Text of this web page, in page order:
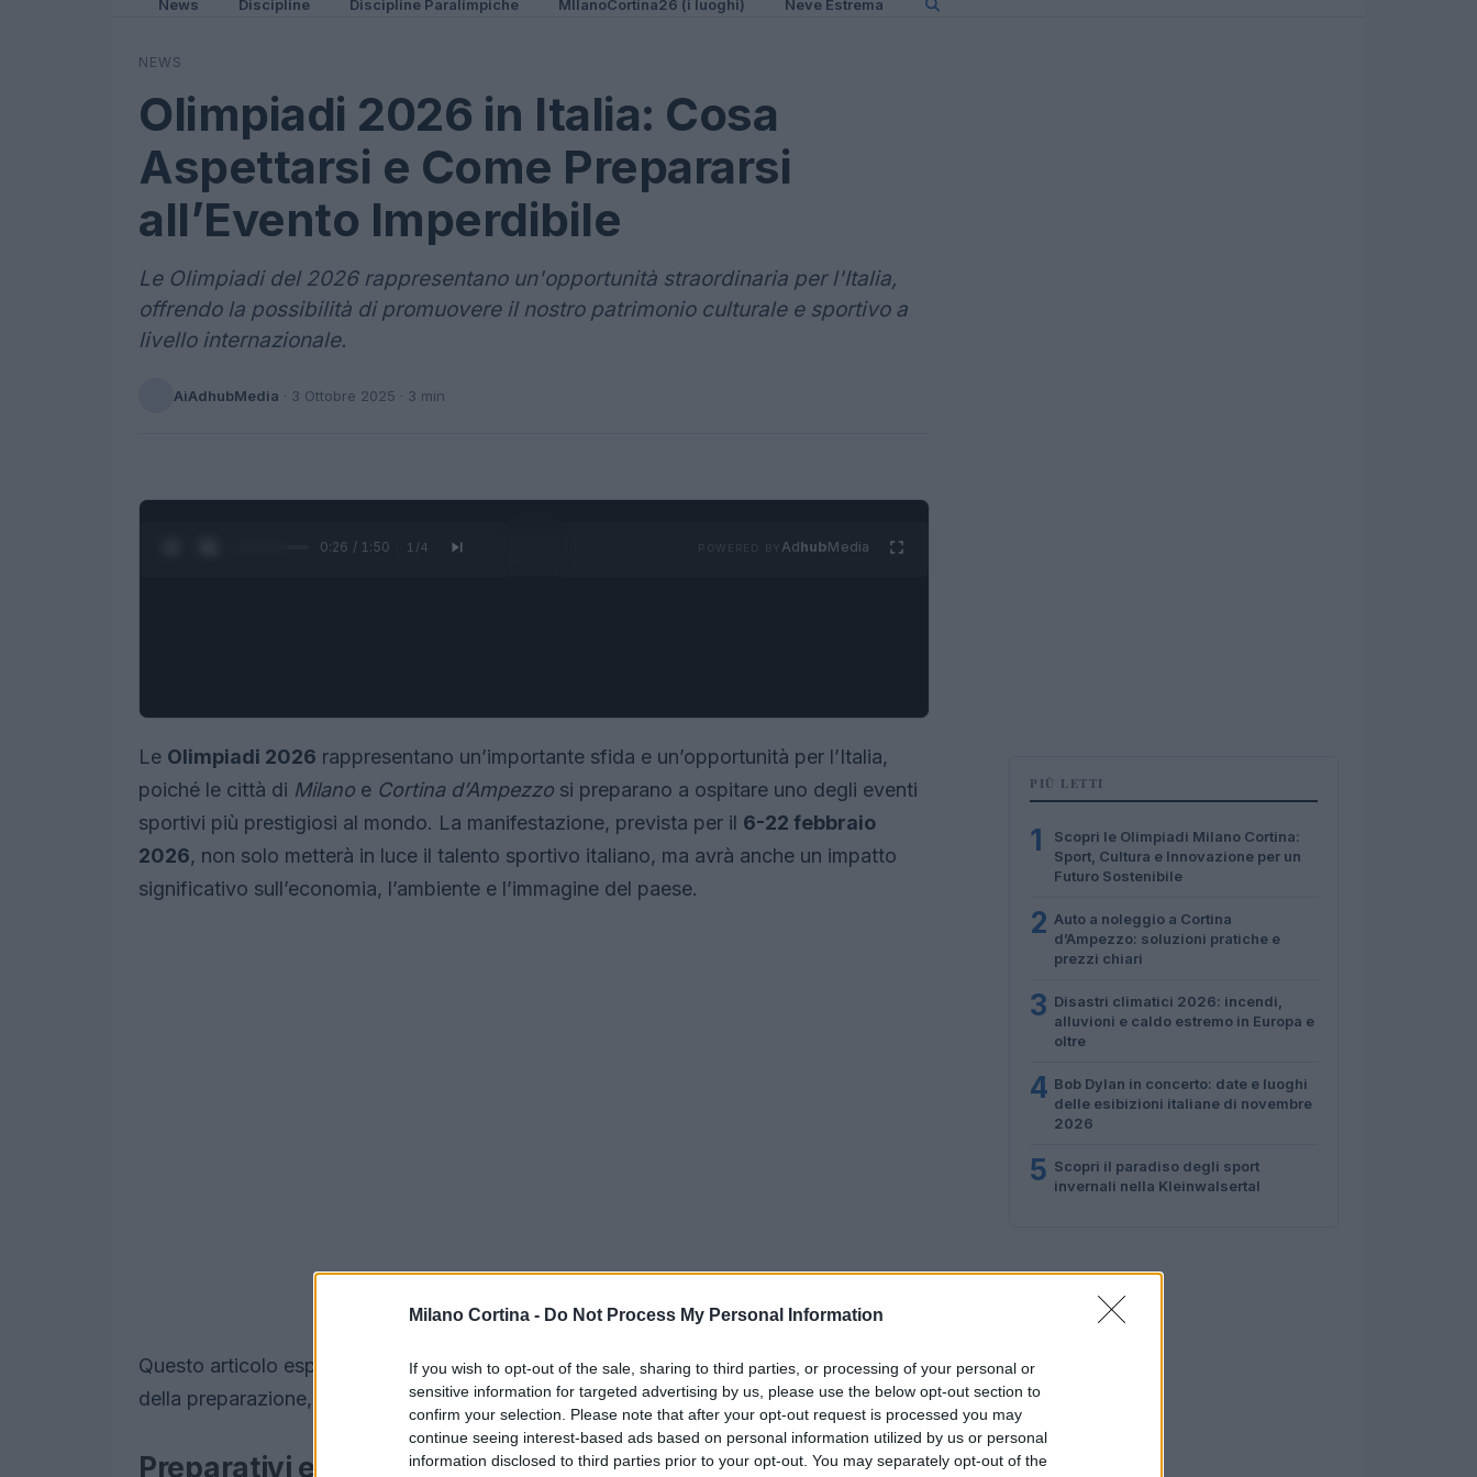
Milano Cortina - Do Not Process My Personal Information
If you wish to opt-out of the sale, sharing to third parties, or processing of your personal or
sensitive information for targeted advertising by us, please use the below opt-out section to
confirm your selection. Please note that after your opt-out request is processed you may
continue seeing interest-based ads based on personal information utilized by us or personal
information disclosed to third parties prior to your opt-out. You may separately opt-out of the
News Discipline Discipline Paralimpiche MIlanoCortina26 (i luoghi) Neve Estrema
NEWS
Olimpiadi 2026 in Italia: Cosa
Aspettarsi e Come Prepararsi
all’Evento Imperdibile
Le Olimpiadi del 2026 rappresentano un'opportunità straordinaria per l'Italia,
offrendo la possibilità di promuovere il nostro patrimonio culturale e sportivo a
livello internazionale.
AiAdhubMedia · 3 Ottobre 2025 · 3 min
0:27 / 1:50 1 /4 AdhubMedia
Le Olimpiadi 2026 rappresentano un’importante sfida e un’opportunità per l’Italia,
poiché le città di Milano e Cortina d’Ampezzo si preparano a ospitare uno degli eventi
sportivi più prestigiosi al mondo. La manifestazione, prevista per il 6-22 febbraio
2026, non solo metterà in luce il talento sportivo italiano, ma avrà anche un impatto
significativo sull’economia, l’ambiente e l’immagine del paese.
Questo articolo esplora le diverse dimensioni delle olimpiadi, analizzando l’importanza
della preparazione, le sfide logistiche e le opportunità che si presenteranno.
Preparativi e infrastrutture
PIÙ LETTI
1
Scopri le Olimpiadi Milano Cortina:
Sport, Cultura e Innovazione per un
Futuro Sostenibile
2 Auto a noleggio a Cortina
d’Ampezzo: soluzioni pratiche e
prezzi chiari
3 Disastri climatici 2026: incendi,
alluvioni e caldo estremo in Europa e
oltre
4 Bob Dylan in concerto: date e luoghi
delle esibizioni italiane di novembre
2026
5 Scopri il paradiso degli sport
invernali nella Kleinwalsertal